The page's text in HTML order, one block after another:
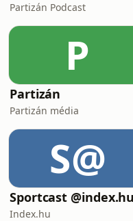
Partizán Podcast
P
Partizán
Partizán média
S@
Sportcast @index.hu
Index.hu